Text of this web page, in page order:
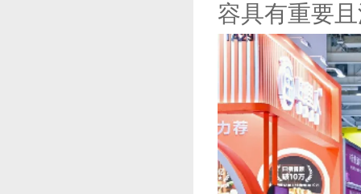
容具有重要